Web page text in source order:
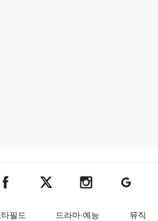
버TV
텐아시아 페이스북텐아시아 엑스텐아시아 인스타그램
텐아시아
필드 드라마·예능
뮤직